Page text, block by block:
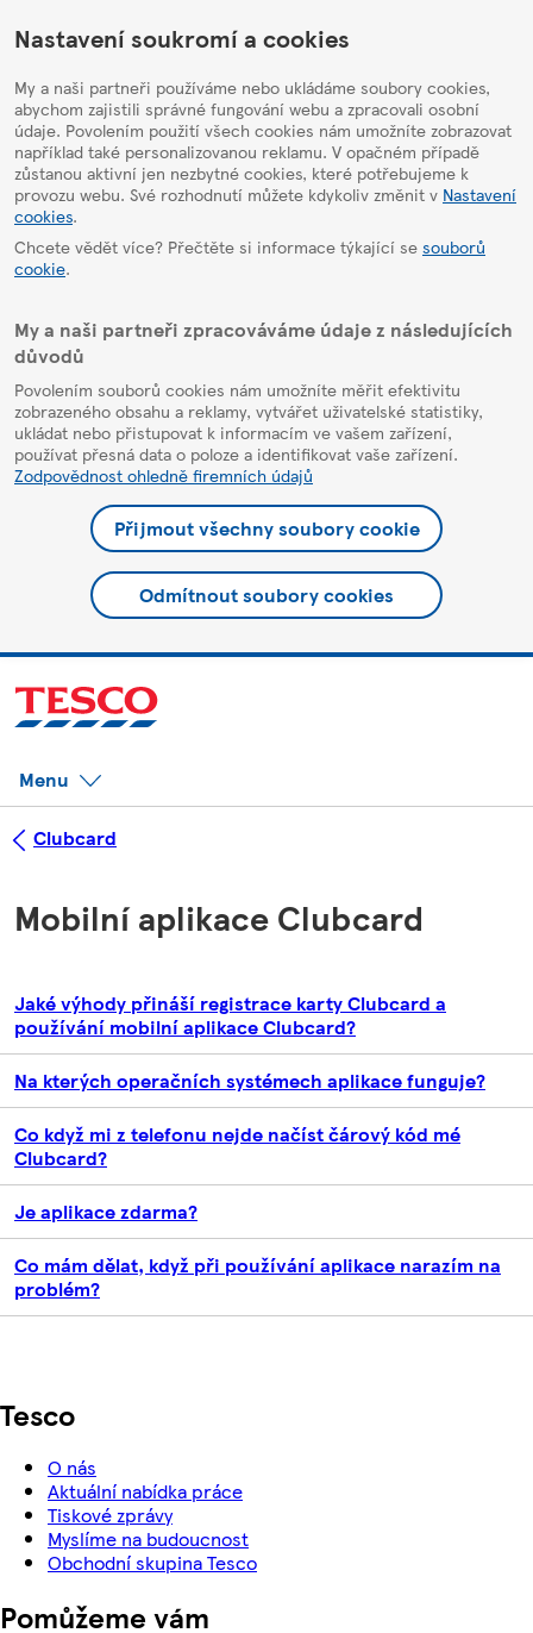
HelpPage
Nastavení soukromí a cookies
My a naši partneři používáme nebo ukládáme soubory cookies,
abychom zajistili správné fungování webu a zpracovali osobní
údaje. Povolením použití všech cookies nám umožníte zobrazovat
například také personalizovanou reklamu. V opačném případě
zůstanou aktivní jen nezbytné cookies, které potřebujeme k
provozu webu. Své rozhodnutí můžete kdykoliv změnit v Nastavení
cookies.
Chcete vědět více? Přečtěte si informace týkající se souborů
cookie.
My a naši partneři zpracováváme údaje z následujících
důvodů
Povolením souborů cookies nám umožníte měřit efektivitu
zobrazeného obsahu a reklamy, vytvářet uživatelské statistiky,
ukládat nebo přistupovat k informacím ve vašem zařízení,
používat přesná data o poloze a identifikovat vaše zařízení.
Zodpovědnost ohledně firemních údajů
Přijmout všechny soubory cookie
Odmítnout soubory cookies
Menu
Clubcard
Mobilní aplikace Clubcard
Jaké výhody přináší registrace karty Clubcard a
používání mobilní aplikace Clubcard?
Na kterých operačních systémech aplikace funguje?
Co když mi z telefonu nejde načíst čárový kód mé
Clubcard?
Je aplikace zdarma?
Co mám dělat, když při používání aplikace narazím na
problém?
Tesco
O nás
Aktuální nabídka práce
Tiskové zprávy
Myslíme na budoucnost
Obchodní skupina Tesco
Pomůžeme vám